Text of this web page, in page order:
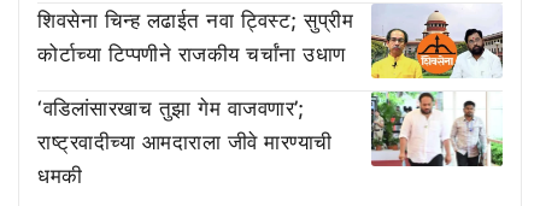
शिवसेना चिन्ह लढाईत नवा ट्विस्ट; सुप्रीम
कोर्टाच्या टिप्पणीने राजकीय चर्चांना उधाण
‘वडिलांसारखाच तुझा गेम वाजवणार’;
राष्ट्रवादीच्या आमदाराला जीवे मारण्याची
धमकी